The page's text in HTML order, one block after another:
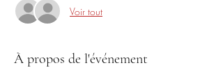
Voir tout
À propos de l'événement